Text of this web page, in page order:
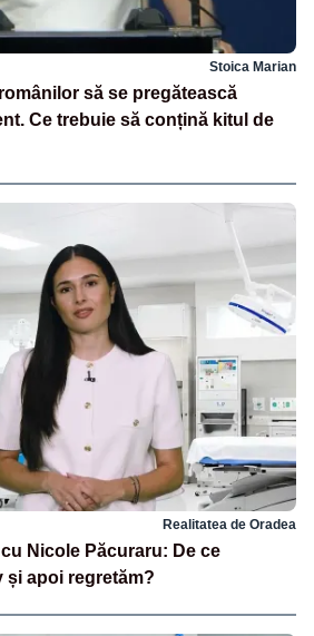
Stoica Marian
să se pregătească
Ce trebuie să conțină kitul de
Realitatea de Oradea
Nicole Păcuraru: De ce
și apoi regretăm?